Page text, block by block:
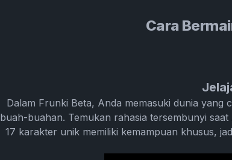
Cara
Dalam Frunki Beta, Anda memasuki dunia
buah-buahan. Temukan rahasia tersembunyi
17 karakter unik memiliki kemampuan khusus,